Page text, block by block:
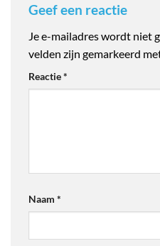
Geef een reactie
Je e-mailadres wordt niet
velden zijn gemarkeerd
Reactie*
Naam *